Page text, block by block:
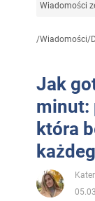
Wiadomości
/Wiadomości/
Jak
minut:
która